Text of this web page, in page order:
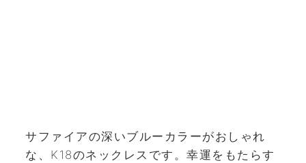
サファイアの深いブルーカラーがおしゃれ
な、K18のネックレスです。幸運をもたらす